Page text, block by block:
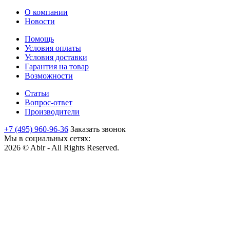
О компании
Новости
Помощь
Условия оплаты
Условия доставки
Гарантия на товар
Возможности
Статьи
Вопрос-ответ
Производители
+7 (495) 960-96-36 Заказать звонок
Мы в социальных сетях:
2026 © Abir - All Rights Reserved.